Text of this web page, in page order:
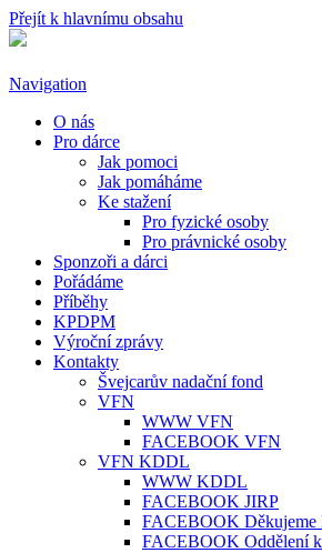
Přejít k hlavnímu obsahu
Navigation
O nás
Pro dárce
Jak pomoci
Jak pomáháme
Ke stažení
Pro fyzické osoby
Pro právnické osoby
Sponzoři a dárci
Pořádáme
Příběhy
KPDPM
Výroční zprávy
Kontakty
Švejcarův nadační fond
VFN
WWW VFN
FACEBOOK VFN
VFN KDDL
WWW KDDL
FACEBOOK JIRP
FACEBOOK
FACEBOOK Oddělení